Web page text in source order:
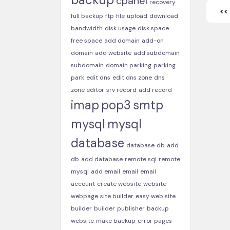
recovery
full backup ftp file upload download
bandwidth disk usage disk space
free space add domain add-on
domain add website add subdomain
subdomain domain parking parking
park edit dns edit dns zone dns
zone editor srv record add record
imap pop3 smtp
mysql mysql
database database db add
db add database remote sql remote
mysql add email email email
account create website website
webpage site builder easy web site
builder builder publisher backup
website make backup error pages